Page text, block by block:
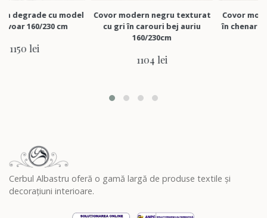
cu model
230 cm
Covor modern negru texturat
cu gri în carouri bej auriu
160/230cm
Covor modern
în chenar negru/gri
Cerbul Albastru oferă o gamă largă de produse textile și
decorațiuni interioare.